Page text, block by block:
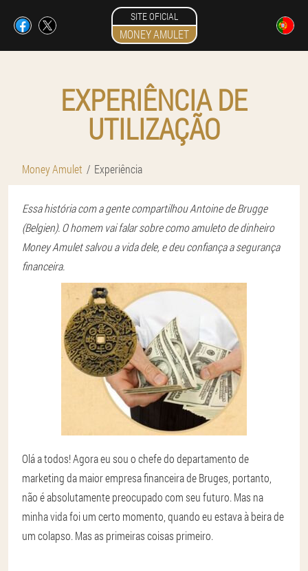
SITE OFICIAL
MONEY AMULET
EXPERIÊNCIA DE
UTILIZAÇÃO
Money Amulet Experiência
Essa história com a gente compartilhou Antoine de Brugge
(Belgien). O homem vai falar sobre como amuleto de dinheiro
Money Amulet salvou a vida dele, e deu confiança a segurança
financeira.
Olá a todos! Agora eu sou o chefe do departamento de
marketing da maior empresa financeira de Bruges, portanto,
não é absolutamente preocupado com seu futuro. Mas na
minha vida foi um certo momento, quando eu estava à beira de
um colapso. Mas as primeiras coisas primeiro.